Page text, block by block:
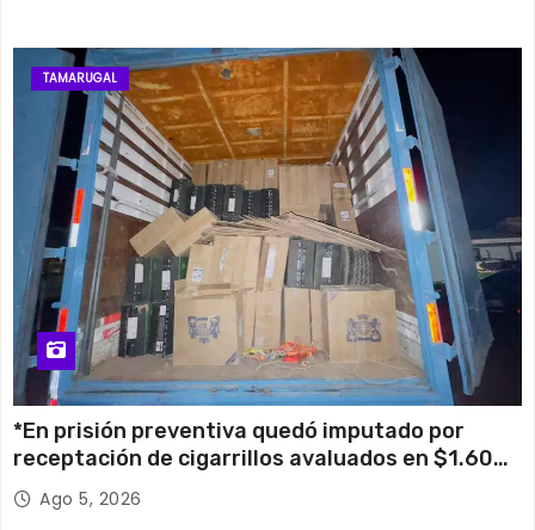
TAMARUGAL
*En prisión preventiva quedó imputado por
receptación de cigarrillos avaluados en $1.600
millones*
Ago 5, 2026